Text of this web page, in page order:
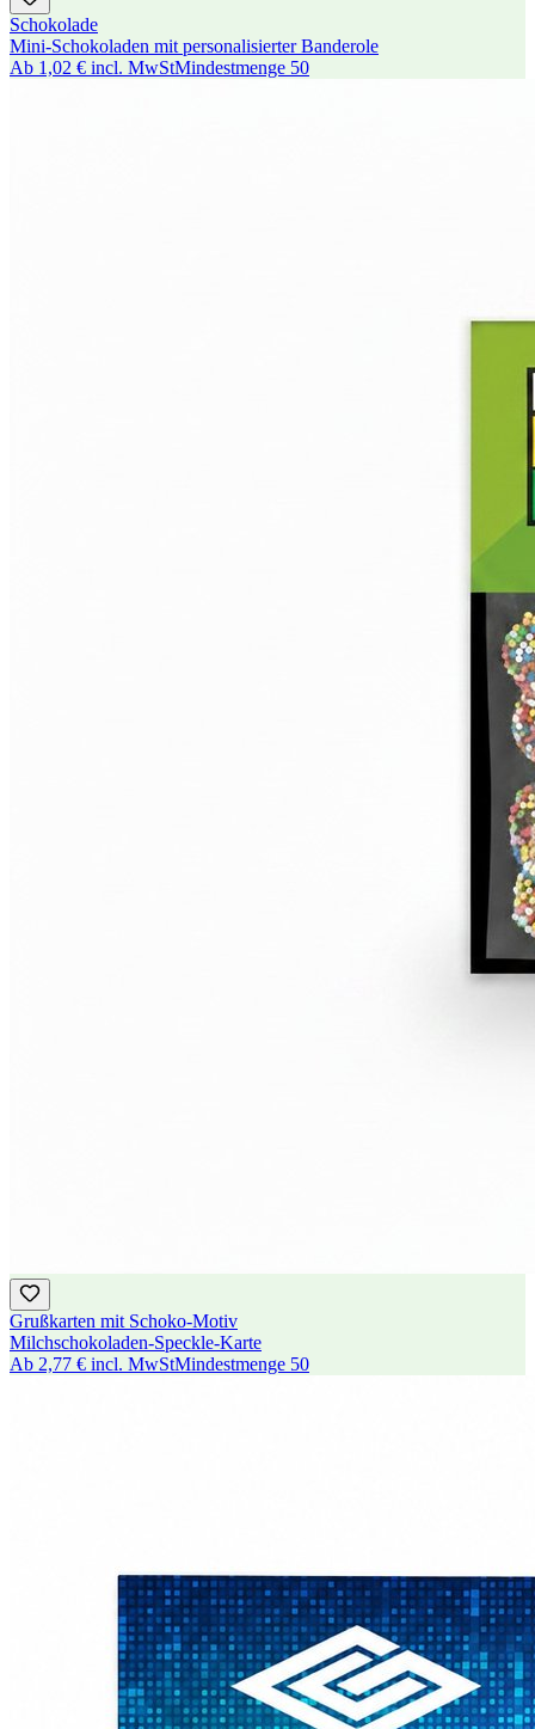
Schokolade
Mini-Schokoladen mit personalisierter Banderole
Ab 1,02 € incl. MwStMindestmenge 50
Grußkarten mit Schoko-Motiv
Milchschokoladen-Speckle-Karte
Ab 2,77 € incl. MwStMindestmenge 50